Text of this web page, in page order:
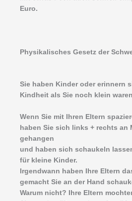
Euro.
Physikalisches Gesetz der
Sie haben Kinder oder erinnern
Kindheit als Sie noch klein
Wenn Sie mit Ihren Eltern
haben Sie sich links + rechts an
gehangen
und haben sich schaukeln
für kleine Kinder.
Irgendwann haben Ihre Eltern
gemacht Sie an der Hand
Warum nicht? Ihre Eltern